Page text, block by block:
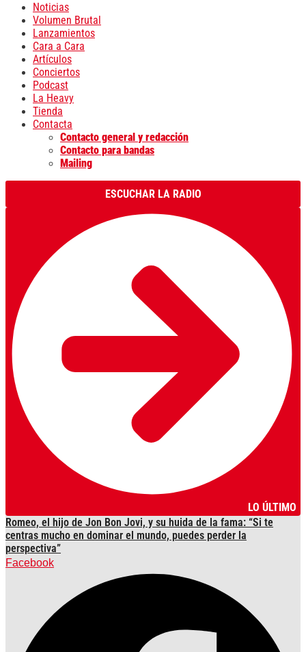
Noticias
Volumen Brutal
Lanzamientos
Cara a Cara
Artículos
Conciertos
Podcast
La Heavy
Tienda
Contacta
Contacto general y redacción
Contacto para bandas
Mailing
ESCUCHAR LA RADIO
LO ÚLTIMO
Romeo, el hijo de Jon Bon Jovi, y su huida de la fama: “Si te
centras mucho en dominar el mundo, puedes perder la
perspectiva”
Facebook